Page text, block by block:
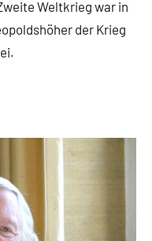
Weltkrieg war in
der Krieg